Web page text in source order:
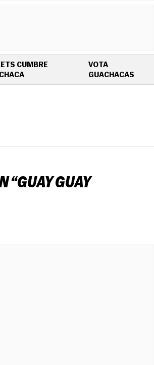
CUMBRE
OPENS IN NEW WINDOW
VOTA
GUACHACAS
“GUAY GUAY